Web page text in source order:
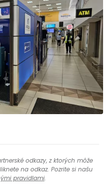
odkazy, z ktorých môže
na odkaz. Pozrite si našu
pravidlami.